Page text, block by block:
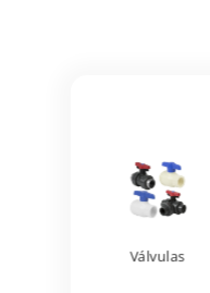
Válvulas

Ver más